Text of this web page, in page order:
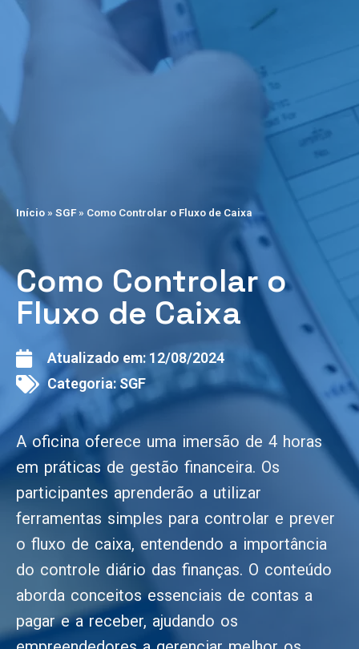
Início » SGF» Como Controlar o Fluxo de Caixa
Como Controlar o
Fluxo de Caixa
Atualizado em: 12/08/2024
Categoria:SGF
A oficina oferece uma imersão de 4 horas
em práticas de gestão financeira. Os
participantes aprenderão a utilizar
ferramentas simples para controlar e prever
o fluxo de caixa, entendendo a importância
do controle diário das finanças. O conteúdo
aborda conceitos essenciais de contas a
pagar e a receber, ajudando os